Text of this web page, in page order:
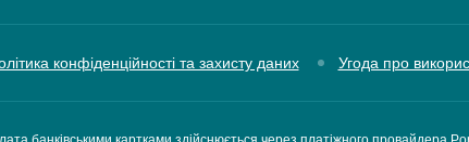
конфіденційності та захисту даних Угода про